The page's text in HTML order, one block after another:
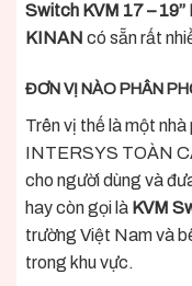
Switch KVM 17 – 19”
KINAN có sẵn rất
ĐƠN VỊ NÀO PHÂN
Trên vị thế là một
INTERSYS TOÀN
cho người dùng và
hay còn gọi là KVM
trường Việt Nam và
trong khu vực.